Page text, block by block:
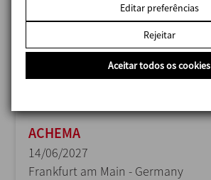
ACHEMA
14/06/2027
Frankfurt am Main - Germany
Editar preferências
Rejeitar
Aceitar todos os cookies